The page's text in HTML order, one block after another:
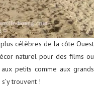
célèbres de la côte Ouest
naturel pour des films ou
petits comme aux grands
trouvent !